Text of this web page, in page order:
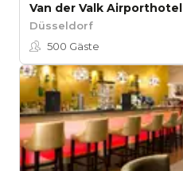
Van der Valk
Düsseldorf
500 Gäste